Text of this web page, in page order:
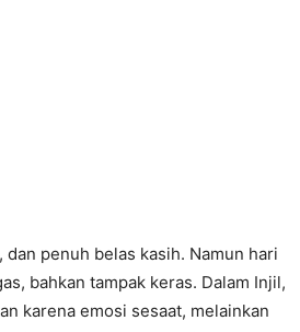
penuh belas kasih. Namun hari
bahkan tampak keras. Dalam Injil,
karena emosi sesaat, melainkan